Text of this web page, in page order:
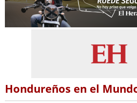
Hondureños en el